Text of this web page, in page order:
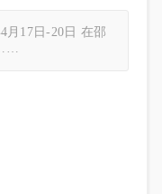
月17日-20日 在邵
……